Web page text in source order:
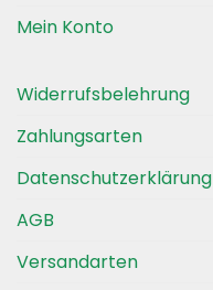
Mein Konto
Widerrufsbelehrung
Zahlungsarten
Datenschutzerklärung
AGB
Versandarten